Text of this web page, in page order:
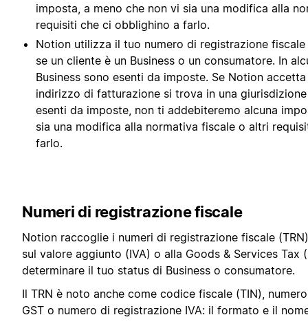
imposta, a meno che non vi sia una modifica alla
requisiti che ci obblighino a farlo.
Notion utilizza il tuo numero di registrazione
se un cliente è un Business o un consumatore. In
Business sono esenti da imposte. Se Notion
indirizzo di fatturazione si trova in una
esenti da imposte, non ti addebiteremo alcuna
sia una modifica alla normativa fiscale o altri
farlo.
Numeri di registrazione fiscale
Notion raccoglie i numeri di registrazione fiscale
sul valore aggiunto (IVA) o alla Goods & Services Tax
determinare il tuo status di Business o consumatore.
Il TRN è noto anche come codice fiscale (TIN),
GST o numero di registrazione IVA: il formato e il